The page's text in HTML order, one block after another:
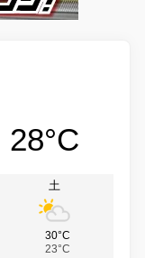
28°C
土
30°C
23°C